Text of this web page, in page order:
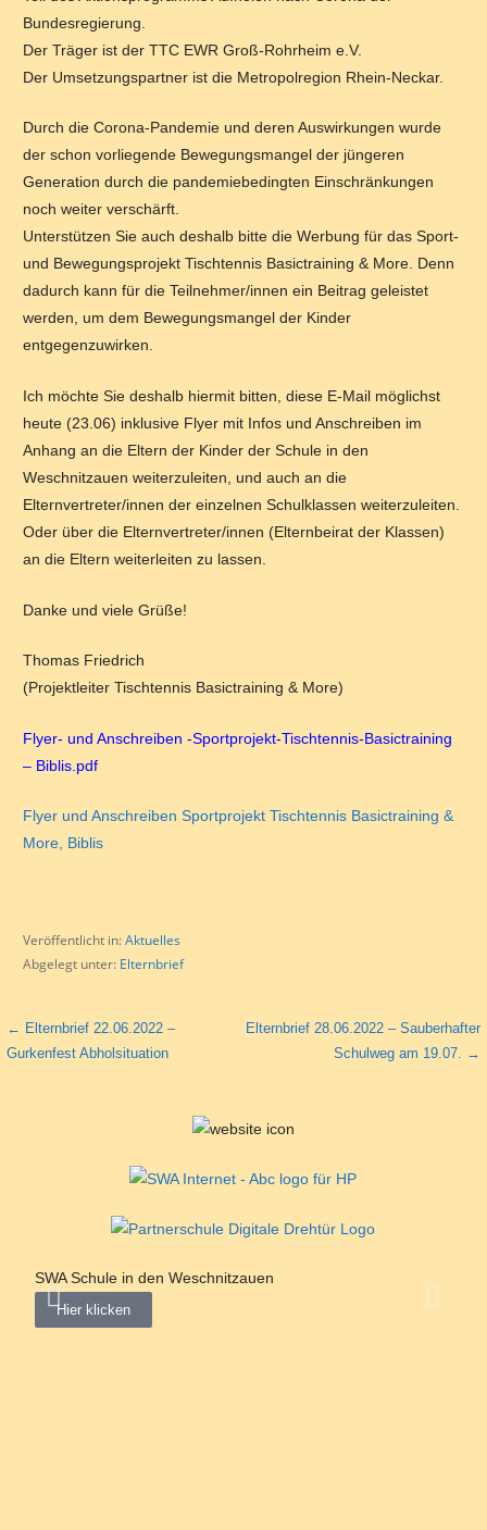
Bundesregierung.
Der Träger ist der TTC EWR Groß-Rohrheim e.V.
Der Umsetzungspartner ist die Metropolregion Rhein-Neckar.
Durch die Corona-Pandemie und deren Auswirkungen wurde
der schon vorliegende Bewegungsmangel der jüngeren
Generation durch die pandemiebedingten Einschränkungen
noch weiter verschärft.
Unterstützen Sie auch deshalb bitte die Werbung für das Sport-
und Bewegungsprojekt Tischtennis Basictraining & More. Denn
dadurch kann für die Teilnehmer/innen ein Beitrag geleistet
werden, um dem Bewegungsmangel der Kinder
entgegenzuwirken.
Ich möchte Sie deshalb hiermit bitten, diese E-Mail möglichst
heute (23.06) inklusive Flyer mit Infos und Anschreiben im
Anhang an die Eltern der Kinder der Schule in den
Weschnitzauen weiterzuleiten, und auch an die
Elternvertreter/innen der einzelnen Schulklassen weiterzuleiten.
Oder über die Elternvertreter/innen (Elternbeirat der Klassen)
an die Eltern weiterleiten zu lassen.
Danke und viele Grüße!
Thomas Friedrich
(Projektleiter Tischtennis Basictraining & More)
Flyer- und Anschreiben -Sportprojekt-Tischtennis-Basictraining
– Biblis.pdf
Flyer und Anschreiben Sportprojekt Tischtennis Basictraining &
More, Biblis
Veröffentlicht in:Aktuelles
Abgelegt unter: Elternbrief
← Elternbrief 22.06.2022 –
Gurkenfest Abholsituation
Elternbrief 28.06.2022 – Sauberhafter
Schulweg am 19.07. →
SWA Schule in den Weschnitzauen
Hier klicken